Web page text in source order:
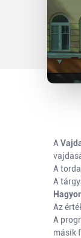
A
A
A
Az
A
másik